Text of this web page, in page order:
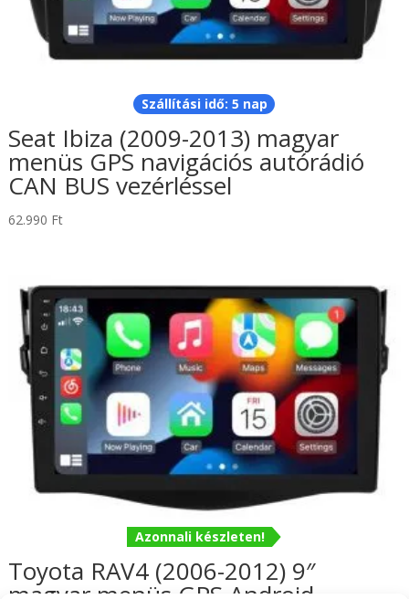
Szállítási idő: 5 nap
Seat Ibiza (2009-2013) magyar
menüs GPS navigációs autórádió
CAN BUS vezérléssel
62.990 Ft
Azonnali készleten!
Toyota RAV4 (2006-2012) 9″